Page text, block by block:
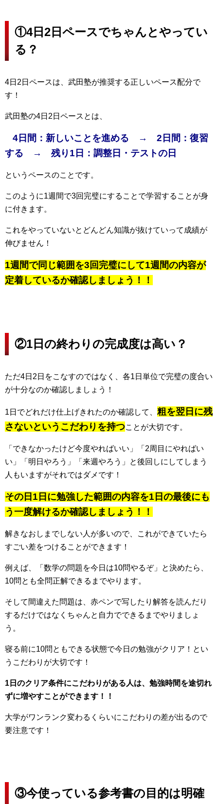
①4日2日ペースでちゃんとやってい
る？
4日2日ペースは、武田塾が推奨する正しいペース配分で
す！
武田塾の4日2日ペースとは、
4日間：新しいことを進める → 2日間：復習
する → 残り1日：調整日・テストの日
というペースのことです。
このように1週間で3回完璧にすることで学習することが身
に付きます。
これをやっていないとどんどん知識が抜けていって成績が
伸びません！
1週間で同じ範囲を3回完璧にして1週間の内容が
定着しているか確認しましょう！！
②1日の終わりの完成度は高い？
ただ4日2日をこなすのではなく、各1日単位で完璧の度合い
が十分なのか確認しましょう！
1日でどれだけ仕上げきれたのか確認して、 粗を翌日に残
さないというこだわりを持つことが大切です。
「できなかったけど今度やればいい」「2周目にやればい
い」「明日やろう」「来週やろう」と後回しにしてしまう
人もいますがそれではダメです！
その日1日に勉強した範囲の内容を1日の最後にも
う一度解けるか確認しましょう！！
解きなおしまでしない人が多いので、これができていたら
すごい差をつけることができます！
例えば、「数学の問題を今日は10問やるぞ」と決めたら、
10問とも全問正解できるまでやります。
そして間違えた問題は、赤ペンで写したり解答を読んだり
するだけではなくちゃんと自力でできるまでやりましょ
う。
寝る前に10問ともできる状態で今日の勉強がクリア！とい
うこだわりが大切です！
1日のクリア条件にこだわりがある人は、勉強時間を途切れ
ずに増やすことができます！！
大学がワンランク変わるくらいにこだわりの差が出るので
要注意です！
③今使っている参考書の目的は明確